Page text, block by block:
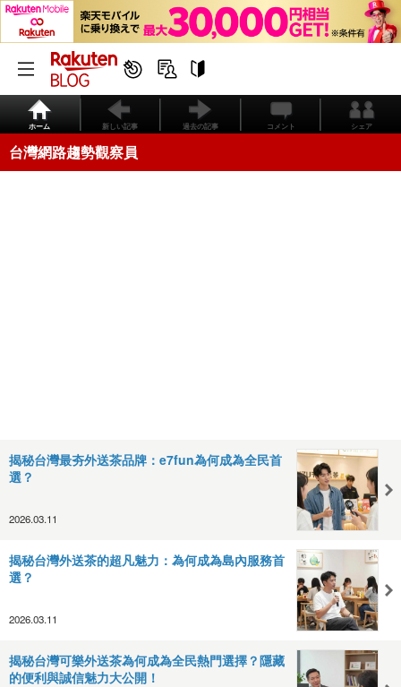
ホーム 新しい記事 過去の記事 コメント シェア
台灣網路趨勢觀察員
揭秘台灣最夯外送茶品牌：e7fun為何成為全民首
選？
2026.03.11
揭秘台灣外送茶的超凡魅力：為何成為島內服務首
選？
2026.03.11
揭秘台灣可樂外送茶為何成為全民熱門選擇？隱藏
的便利與誠信魅力大公開！